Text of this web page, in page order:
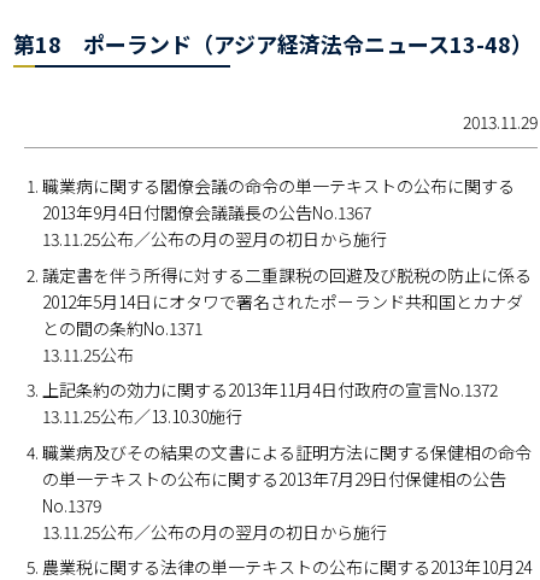
第18 ポーランド（アジア経済法令ニュース13-48）
2013.11.29
職業病に関する閣僚会議の命令の単一テキストの公布に関する
2013年9月4日付閣僚会議議長の公告No.1367
13.11.25公布／公布の月の翌月の初日から施行
議定書を伴う所得に対する二重課税の回避及び脱税の防止に係る
2012年5月14日にオタワで署名されたポーランド共和国とカナダ
との間の条約No.1371
13.11.25公布
上記条約の効力に関する2013年11月4日付政府の宣言No.1372
13.11.25公布／13.10.30施行
職業病及びその結果の文書による証明方法に関する保健相の命令
の単一テキストの公布に関する2013年7月29日付保健相の公告
No.1379
13.11.25公布／公布の月の翌月の初日から施行
農業税に関する法律の単一テキストの公布に関する2013年10月24